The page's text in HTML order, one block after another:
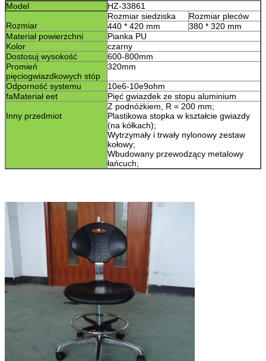
Model HZ-33861
Rozmiar
Rozmiar siedziska
Rozmiar pleców
440 * 420 mm
380 * 320 mm
Materiał powierzchni
Pianka PU
Kolor
czarny
Dostosuj wysokość
600-800mm
Promień
pięciogwiazdkowych stóp
320mm
Odporność systemu
10e6-10e9ohm
faMateriał eet Pięć gwiazdek ze stopu aluminium
Inny przedmiot
Z podnóżkiem, R = 200 mm;
Plastikowa stopka w kształcie gwiazdy
(na kółkach);
Wytrzymały i trwały nylonowy zestaw
kołowy;
Wbudowany przewodzący metalowy
łańcuch;